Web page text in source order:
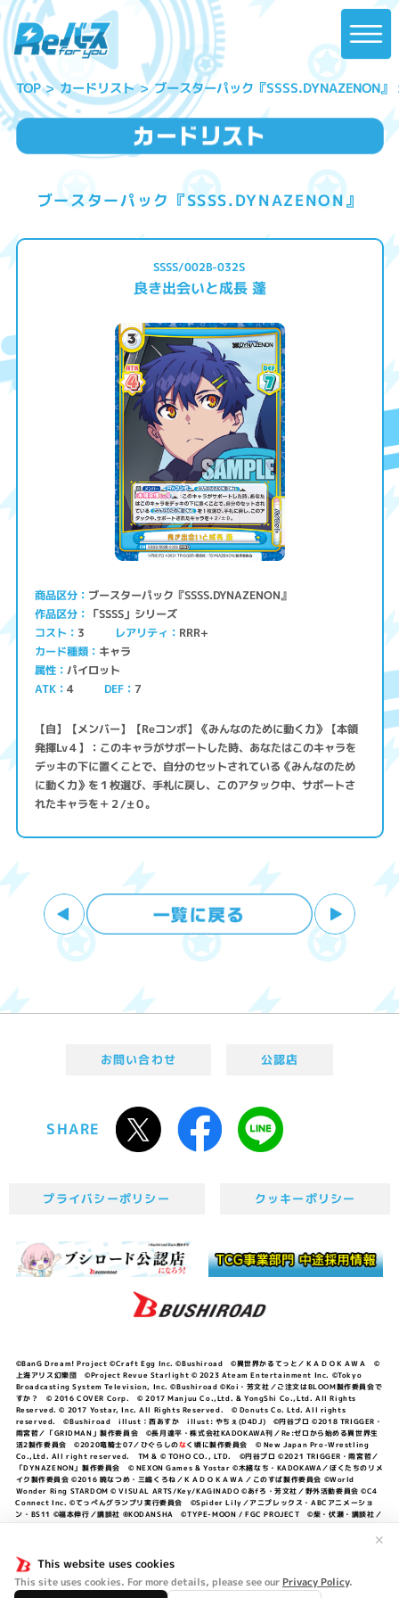
This website uses cookies
This site uses cookies. For more details, please see our Privacy Policy.
✕
TOP カードリスト ブースターパック『SSSS.DYNAZENON』
ブースターパック『SSSS.DYNAZENON』
SSSS/002B-032S
良き出会いと成長 蓬
商品区分 ブースターパック『SSSS.DYNAZENON』
作品区分 「SSSS」シリーズ
コスト 3 レアリティ RRR+
カード種類 キャラ
属性 パイロット
ATK 4 DEF 7
【自】【メンバー】【Reコンボ】《みんなのために動く力》【本領
発揮Lv４】：このキャラがサポートした時、あなたはこのキャラを
デッキの下に置くことで、自分のセットされている《みんなのため
に動く力》を１枚選び、手札に戻し、このアタック中、サポートさ
れたキャラを＋２/±０。
お問い合わせ 公認店
SHARE
プライバシーポリシー クッキーポリシー
©BanG Dream! Project ©Craft Egg Inc. ©Bushiroad ©異世界かるてっと／ＫＡＤＯＫＡＷＡ ©
上海アリス幻樂団 ©Project Revue Starlight © 2023 Ateam Entertainment Inc. ©Tokyo
Broadcasting System Television, Inc. ©Bushiroad ©Koi・芳文社／ご注文はBLOOM製作委員会で
すか？ © 2016 COVER Corp. © 2017 Manjuu Co.,Ltd. & YongShi Co.,Ltd. All Rights
Reserved. © 2017 Yostar, Inc. All Rights Reserved. © Donuts Co. Ltd. All rights
reserved. ©Bushiroad illust：西あすか illust: やちぇ(D4DJ) ©円谷プロ ©2018 TRIGGER・
雨宮哲／「GRIDMAN」製作委員会 ©長月達平・株式会社KADOKAWA刊／Re:ゼロから始める異世界生
活2製作委員会 ©2020竜騎士07／ひぐらしのなく頃に製作委員会 © New Japan Pro-Wrestling
Co.,Ltd. All right reserved. TM & © TOHO CO., LTD. ©円谷プロ ©2021 TRIGGER・雨宮哲／
「DYNAZENON」製作委員会 © NEXON Games & Yostar ©木緒なち・KADOKAWA／ぼくたちのリメ
イク製作委員会 ©2016 暁なつめ・三嶋くろね／ＫＡＤＯＫＡＷＡ／このすば製作委員会 ©World
Wonder Ring STARDOM © VISUAL ARTS/Key/KAGINADO ©あfろ・芳文社／野外活動委員会 ©C4
Connect Inc. ©てっぺんグランプリ実行委員会 ©Spider Lily／アニプレックス・ABCアニメーショ
ン・BS11 ©福本伸行／講談社 ®KODANSHA ©TYPE-MOON / FGC PROJECT ©柴・伏瀬・講談社／
©中村力斗・野澤ゆき子／集英社・君のことが大大大大大好きな製作委員会 ©IIS-P／ぽんのみち製作委
員会 ©円谷プロ ©2023 TRIGGER・雨宮哲／「劇場版グリッドマンユニバース」製作委員会 © NEXON
Games／アビドス商店街 ©プロジェクトラブライブ！蓮ノ空女学院スクールアイドルクラブ ©「勇気爆
発バーンブレイバーン」製作委員会